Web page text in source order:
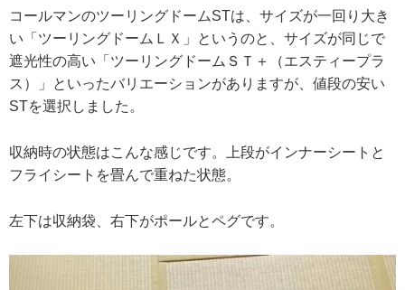
コールマンのツーリングドームSTは、サイズが一回り大き
い「ツーリングドームＬＸ」というのと、サイズが同じで
遮光性の高い「ツーリングドームＳＴ＋（エスティープラ
ス）」といったバリエーションがありますが、値段の安い
STを選択しました。
収納時の状態はこんな感じです。上段がインナーシートと
フライシートを畳んで重ねた状態。
左下は収納袋、右下がポールとペグです。